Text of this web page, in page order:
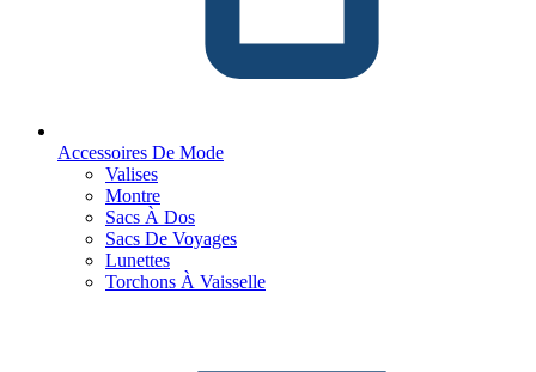
Accessoires De Mode
Valises
Montre
Sacs À Dos
Sacs De Voyages
Lunettes
Torchons À Vaisselle